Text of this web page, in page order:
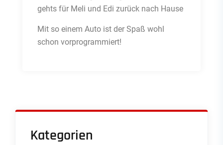
gehts für Meli und Edi zurück nach Hause
Mit so einem Auto ist der Spaß wohl
schon vorprogrammiert!
Kategorien